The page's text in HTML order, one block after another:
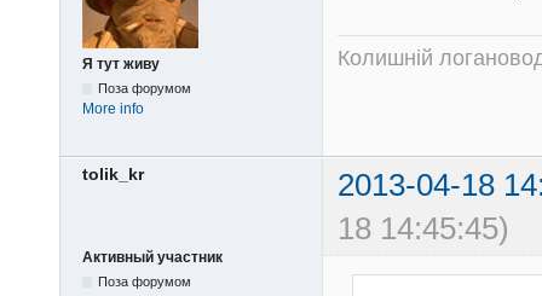
Я тут живу
Поза форумом
More info
Колишній
tolik_kr
2013-04-18
18 14:45:45)
Активный участник
Поза форумом